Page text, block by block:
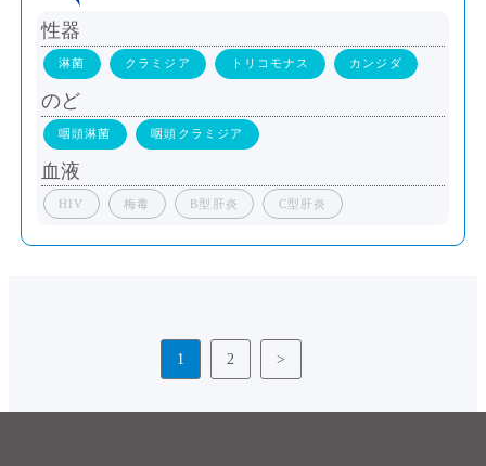
性器
淋菌 クラミジア トリコモナス カンジダ
のど
咽頭淋菌 咽頭クラミジア
血液
HIV 梅毒 B型肝炎 C型肝炎
1 2 >